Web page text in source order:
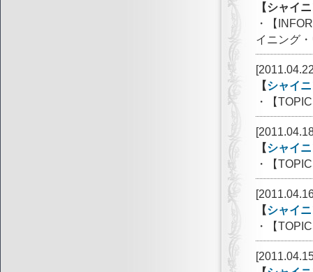
【シャイ
・【
イニング
【シャイ
・【
【シャイ
・【
【シャイ
・【